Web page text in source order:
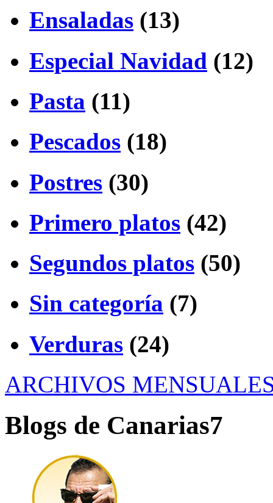
Ensaladas (13)
Especial Navidad (12)
Pasta (11)
Pescados (18)
Postres (30)
Primero platos (42)
Segundos platos (50)
Sin categoría (7)
Verduras (24)
ARCHIVOS
Blogs de Canarias7